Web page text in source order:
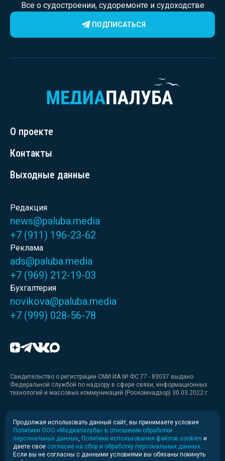
Все о судостроении, судоремонте и судоходстве
ПОДПИСАТЬСЯ
О проекте
Контакты
Выходные данные
Редакция
news@paluba.media
+7 (911) 196-23-62
Реклама
ads@paluba.media
+7 (969) 212-19-03
Бухгалтерия
novikova@paluba.media
+7 (999) 028-56-78
Свидетельство о регистрации СМИ ИА № ФС 77 - 83037 выдано
Федеральной службой по надзору в сфере связи, информационных
технологий и массовых коммуникаций (Роскомнадзор) 30.03.2022 г.
Медиакит
Медиакит для печати
Продолжая использовать данный сайт, вы принимаете условия
Политики ООО «Медиапалуба» в отношении обработки
персональных данных Политики использования файлов cookies и
даете свое согласие на сбор и обработку персональных данных
Если вы не согласны с данными условиями вы обязаны покинуть